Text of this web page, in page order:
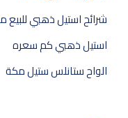
شرائح استيل ذهبي للبيع
استيل ذهبي كم سعره
الواح ستانلس ستيل مكة